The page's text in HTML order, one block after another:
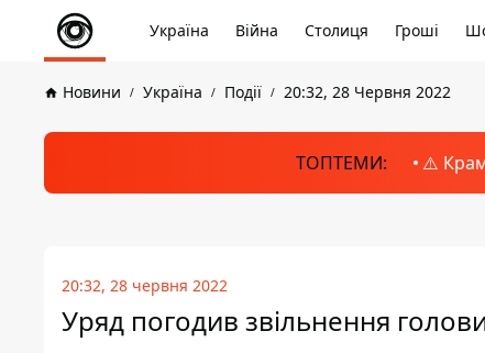
Україна Війна Столиця Гроші
Новини Україна Події 20:32, 28 Червня 2022
ТОПТЕМИ: ⚠️
20:32, 28 червня 2022
Уряд погодив звільнення